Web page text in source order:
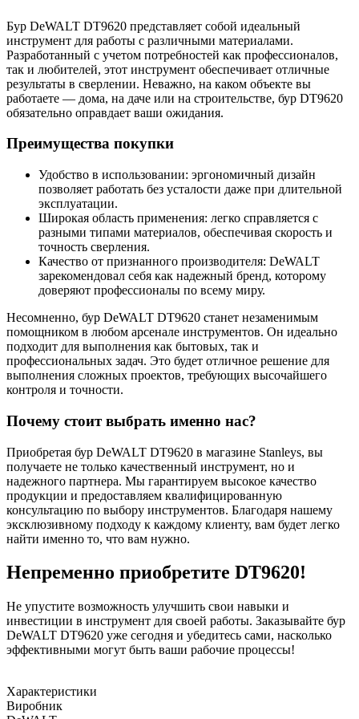
Бур DeWALT DT9620 представляет собой идеальный
инструмент для работы с различными материалами.
Разработанный с учетом потребностей как профессионалов,
так и любителей, этот инструмент обеспечивает отличные
результаты в сверлении. Неважно, на каком объекте вы
работаете — дома, на даче или на строительстве, бур DT9620
обязательно оправдает ваши ожидания.
Преимущества покупки
Удобство в использовании: эргономичный дизайн
позволяет работать без усталости даже при длительной
эксплуатации.
Широкая область применения: легко справляется с
разными типами материалов, обеспечивая скорость и
точность сверления.
Качество от признанного производителя: DeWALT
зарекомендовал себя как надежный бренд, которому
доверяют профессионалы по всему миру.
Несомненно, бур DeWALT DT9620 станет незаменимым
помощником в любом арсенале инструментов. Он идеально
подходит для выполнения как бытовых, так и
профессиональных задач. Это будет отличное решение для
выполнения сложных проектов, требующих высочайшего
контроля и точности.
Почему стоит выбрать именно нас?
Приобретая бур DeWALT DT9620 в магазине Stanleys, вы
получаете не только качественный инструмент, но и
надежного партнера. Мы гарантируем высокое качество
продукции и предоставляем квалифицированную
консультацию по выбору инструментов. Благодаря нашему
эксклюзивному подходу к каждому клиенту, вам будет легко
найти именно то, что вам нужно.
Непременно приобретите DT9620!
Не упустите возможность улучшить свои навыки и
инвестиции в инструмент для своей работы. Заказывайте бур
DeWALT DT9620 уже сегодня и убедитесь сами, насколько
эффективными могут быть ваши рабочие процессы!
Характеристики
Виробник